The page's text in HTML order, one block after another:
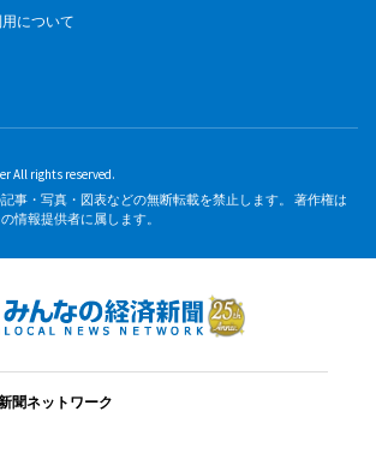
について
All rights reserved.
事・写真・図表などの無断転載を禁止します。 著作権は
情報提供者に属します。
聞ネットワーク